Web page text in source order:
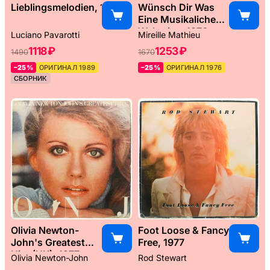
Lieblingsmelodien, 1989
Luciano Pavarotti
14901118 ₽
–25%
ОРИГИНАЛ 1989
СБОРНИК
Wünsch Dir Was
Eine Musikaliche
Weltreise, 1976
Mireille Mathieu
16701253 ₽
–25% ОРИГИНАЛ 1976
Olivia Newton-
John's Greatest
Hits (UK), 1977
Olivia Newton-John
Foot Loose & Fancy
Free, 1977
Rod Stewart